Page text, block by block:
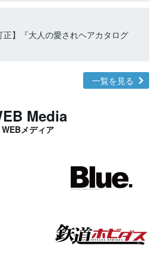
正】『大人の愛されヘアカタログ
一覧を見る
Media
WEBメディア